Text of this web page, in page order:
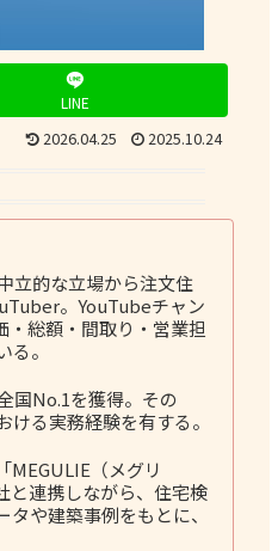
LINE
2026.04.25 2025.10.24
立的な立場から注文住
。YouTubeチャン
総額・間取り・営業担
。
国No.1を獲得。その
る実務経験を有する。
MEGULIE（メグリ
と連携しながら、住宅検
や建築事例をもとに、